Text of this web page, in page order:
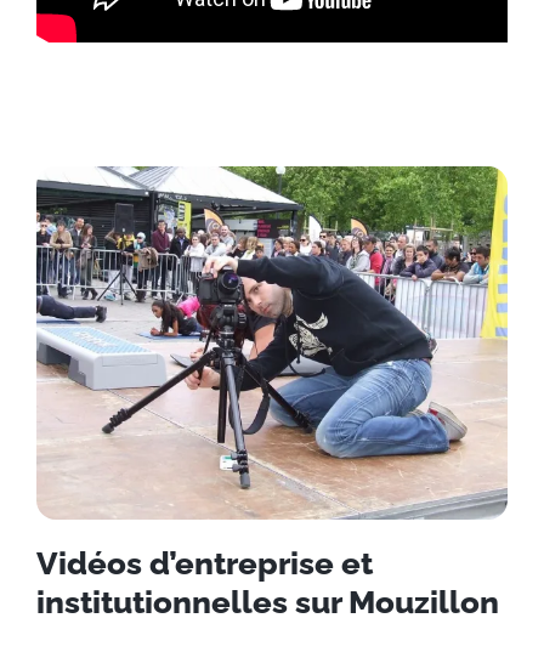
Vidéos d’entreprise et
institutionnelles sur Mouzillon